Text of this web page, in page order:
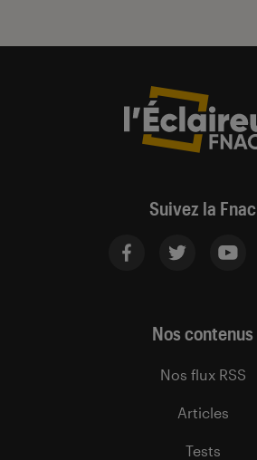
Suivez la Fnac
Nos contenus
Nos flux RSS
Articles
Tests